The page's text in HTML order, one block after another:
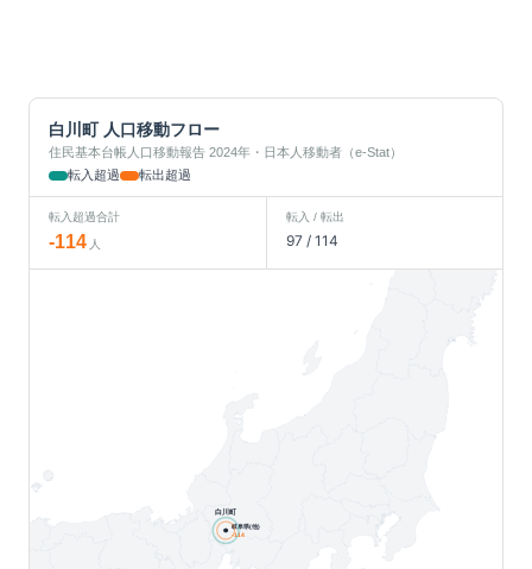
白川町人口移動フロー
住民基本台帳人口移動報告 2024年・日本人移動者（e-Stat）
転入超過
転出超過
転入超過合計
-114 人
転入 / 転出
97 / 114
岐阜県(他)
-114
白川町